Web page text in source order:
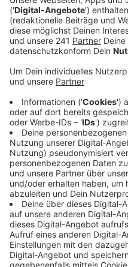
des Klimawandels.
Veröffentlicht:Donnerstag,
Nächste
Anzeige
Dadurch gibt es auch
Leverkusen. Je nach
Allergiemedikamente
als Therapie infrage. Die
empfohlen, damit sich
entwickelt. Nach Hasel
meisten anderen